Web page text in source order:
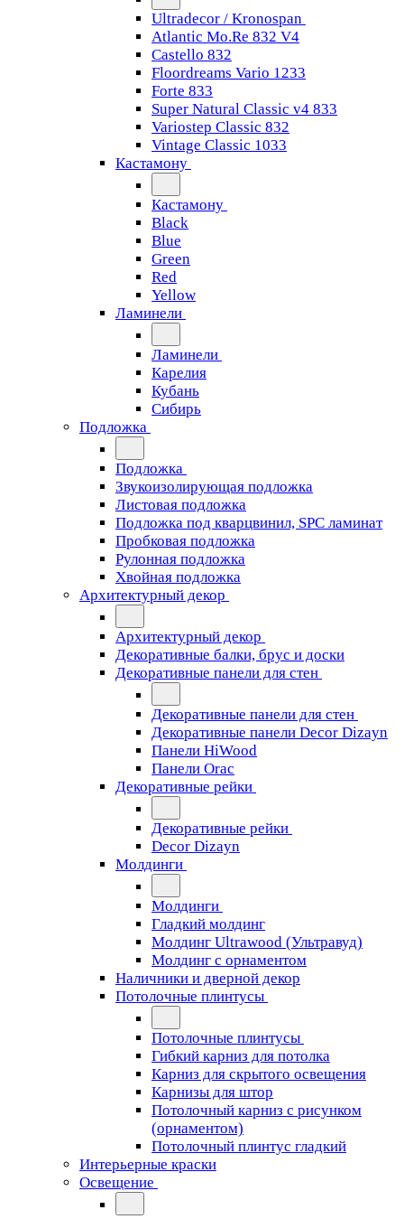
Ultradecor / Kronospan
Atlantic Mo.Re 832 V4
Castello 832
Floordreams Vario 1233
Forte 833
Super Natural Classic v4 833
Variostep Classic 832
Vintage Classic 1033
Кастамону
Кастамону
Black
Blue
Green
Red
Yellow
Ламинели
Ламинели
Карелия
Кубань
Сибирь
Подложка
Подложка
Звукоизолирующая подложка
Листовая подложка
Подложка под кварцвинил, SPC ламинат
Пробковая подложка
Рулонная подложка
Хвойная подложка
Архитектурный декор
Архитектурный декор
Декоративные балки, брус и доски
Декоративные панели для стен
Декоративные панели для стен
Декоративные панели Decor Dizayn
Панели HiWood
Панели Orac
Декоративные рейки
Декоративные рейки
Decor Dizayn
Молдинги
Молдинги
Гладкий молдинг
Молдинг Ultrawood (Ультравуд)
Молдинг с орнаментом
Наличники и дверной декор
Потолочные плинтусы
Потолочные плинтусы
Гибкий карниз для потолка
Карниз для скрытого освещения
Карнизы для штор
Потолочный карниз с рисунком
(орнаментом)
Потолочный плинтус гладкий
Интерьерные краски
Освещение